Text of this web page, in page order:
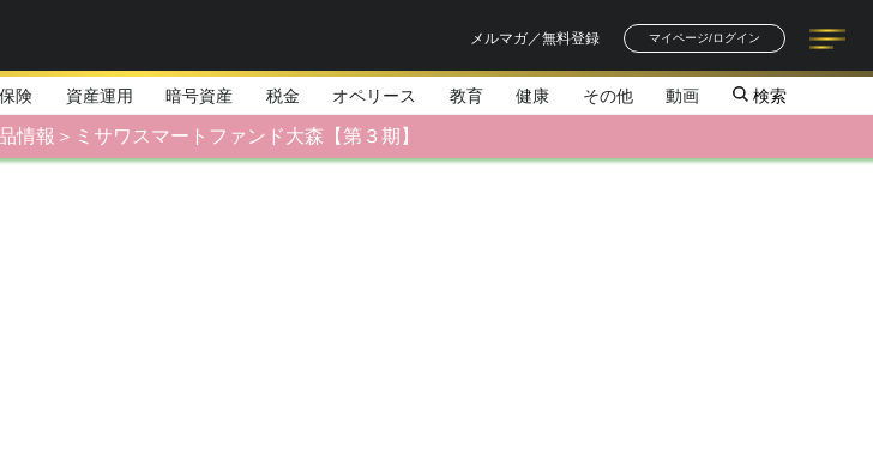
メルマガ／無料登録
マイページ/ログイン
記事一覧
著者一覧
保険 資産運用 暗号資産 税金 オペリース 教育 健康 その他 動画 検索
情報＞ミサワスマートファンド大森【第３期】